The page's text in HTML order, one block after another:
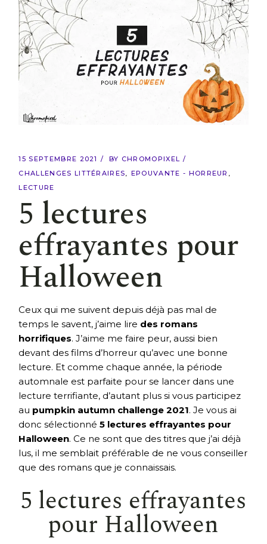
15 SEPTEMBRE 2021 BY CHROMOPIXEL
CHALLENGES LITTÉRAIRES
EPOUVANTE - HORREUR
LECTURE
5 lectures
effrayantes pour
Halloween
Ceux qui me suivent depuis déjà pas mal de
temps le savent, j’aime lire des romans
horrifiques. J’aime me faire peur, aussi bien
devant des films d’horreur qu’avec une bonne
lecture. Et comme chaque année, la période
automnale est parfaite pour se lancer dans une
lecture terrifiante, d’autant plus si vous participez
au pumpkin autumn challenge 2021. Je vous ai
donc sélectionné5 lectures effrayantes pour
Halloween. Ce ne sont que des titres que j’ai déjà
lus, il me semblait préférable de ne vous conseiller
que des romans que je connaissais.
5 lectures effrayantes
pour Halloween